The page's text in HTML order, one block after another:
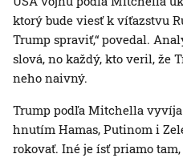
ktorý bude viesť k víťazstvu
Trump spraviť,“ povedal.
slová, no každý, kto veril, že
neho naivný.
Trump podľa Mitchella
hnutím Hamas, Putinom i
rokovať. Iné je ísť priamo